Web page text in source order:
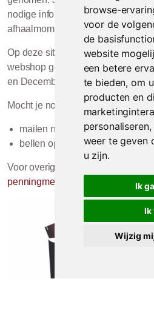
browse-
voor de
de
website
een betere
te bieden, om
producten en
personaliseren,
weer te geven
u zijn.
Ik
Ik
Wijzig
nodige informatie toegestuurd over
afhaalmoment.
Op deze site en via de mail laten
webshop geopend is. In principe is
en December.
Mocht je nog vragen hebben, dan
mailen naar: info@rocqsports.nl
bellen op 0515 - 228010
Voor overige vragen kun je contact
penningmeester@rtcrally.nl